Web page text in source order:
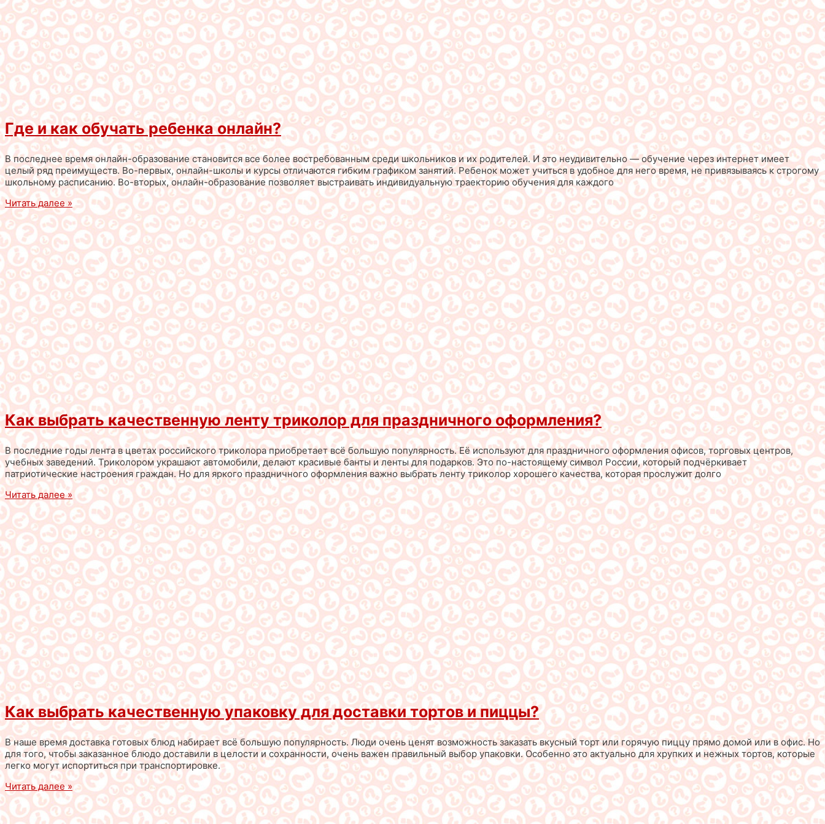
Где и как обучать ребенка онлайн?
В последнее время онлайн-образование становится все более востребованным среди школьников и их родителей. И это неудивительно — обучение через интернет имеет
целый ряд преимуществ. Во-первых, онлайн-школы и курсы отличаются гибким графиком занятий. Ребенок может учиться в удобное для него время, не привязываясь к строгому
школьному расписанию. Во-вторых, онлайн-образование позволяет выстраивать индивидуальную траекторию обучения для каждого
Читать далее »
Как выбрать качественную ленту триколор для праздничного оформления?
В последние годы лента в цветах российского триколора приобретает всё большую популярность. Её используют для праздничного оформления офисов, торговых центров,
учебных заведений. Триколором украшают автомобили, делают красивые банты и ленты для подарков. Это по-настоящему символ России, который подчёркивает
патриотические настроения граждан. Но для яркого праздничного оформления важно выбрать ленту триколор хорошего качества, которая прослужит долго
Читать далее »
Как выбрать качественную упаковку для доставки тортов и пиццы?
В наше время доставка готовых блюд набирает всё большую популярность. Люди очень ценят возможность заказать вкусный торт или горячую пиццу прямо домой или в офис. Но
для того, чтобы заказанное блюдо доставили в целости и сохранности, очень важен правильный выбор упаковки. Особенно это актуально для хрупких и нежных тортов, которые
легко могут испортиться при транспортировке.
Читать далее »